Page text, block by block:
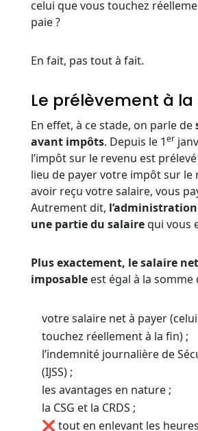
celui que vous touchez
paie ?
En fait, pas tout à fait.
Le prélèvement à la
En effet, à ce stade, on parle de
avant impôts. Depuis le 1er
l’impôt sur le revenu est
lieu de payer votre impôt sur le
avoir reçu votre salaire, vous
Autrement dit,
une partie du salairequi vous
Plus exactement, le salaire net
imposableest égal à la somme
votre salaire net à payer
touchez réellement à la fin) ;
l’indemnité journalière de
(IJSS) ;
les avantages en nature ;
la CSG et la CRDS ;
❌ tout en enlevant les heures